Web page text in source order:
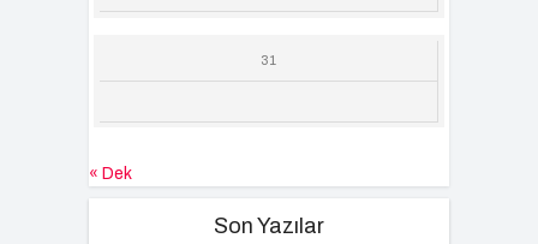
31
« Dek
Son Yazılar